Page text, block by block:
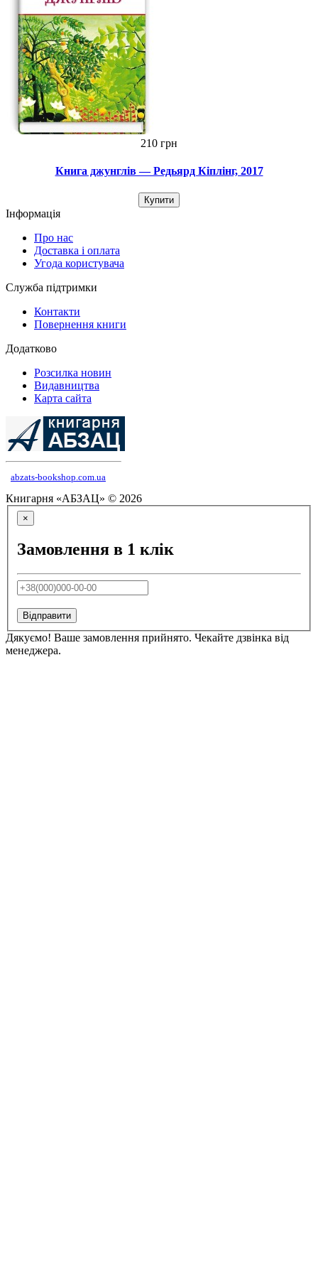
210 грн
Книга джунглів — Редьярд Кіплінг, 2017
Купити
Інформація
Про нас
Доставка і оплата
Угода користувача
Служба підтримки
Контакти
Повернення книги
Додатково
Розсилка новин
Видавництва
Карта сайта
abzats-bookshop.com.ua
Книгарня «АБЗАЦ» © 2026
×
Замовлення в 1 клік
Відправити
Дякуємо! Ваше замовлення прийнято. Чекайте дзвінка від
менеджера.